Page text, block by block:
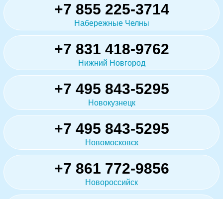
+7 855 225-3714
Набережные Челны
+7 831 418-9762
Нижний Новгород
+7 495 843-5295
Новокузнецк
+7 495 843-5295
Новомосковск
+7 861 772-9856
Новороссийск